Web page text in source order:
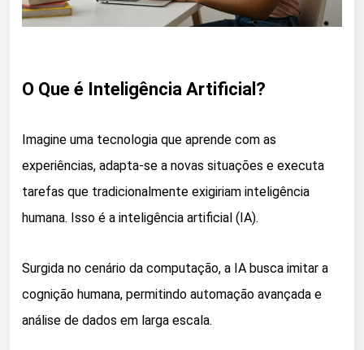
O Que é Inteligência Artificial?
Imagine uma tecnologia que aprende com as
experiências, adapta-se a novas situações e executa
tarefas que tradicionalmente exigiriam inteligência
humana. Isso é a inteligência artificial (IA).
Surgida no cenário da computação, a IA busca imitar a
cognição humana, permitindo automação avançada e
análise de dados em larga escala.